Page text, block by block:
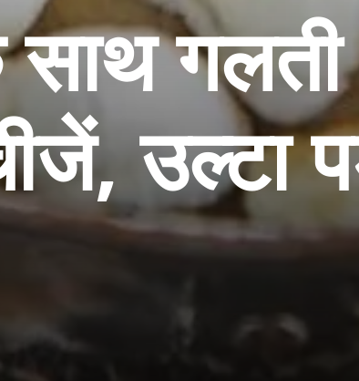
उल्टा